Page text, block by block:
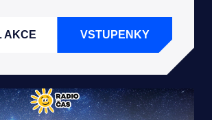
AKCE VSTUPENKY